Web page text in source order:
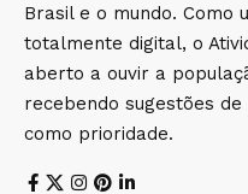
Brasil e o mundo. Como
totalmente digital, o
aberto a ouvir a
recebendo sugestões
como prioridade.